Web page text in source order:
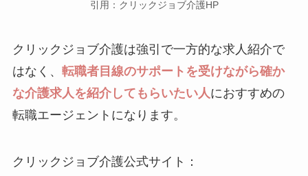
引用：クリックジョブ介護HP
クリックジョブ介護は強引で一方的な求人紹介で
はなく、 転職者目線のサポートを受けながら確か
な介護求人を紹介してもらいたい人におすすめの
転職エージェントになります。
クリックジョブ介護公式サイト：